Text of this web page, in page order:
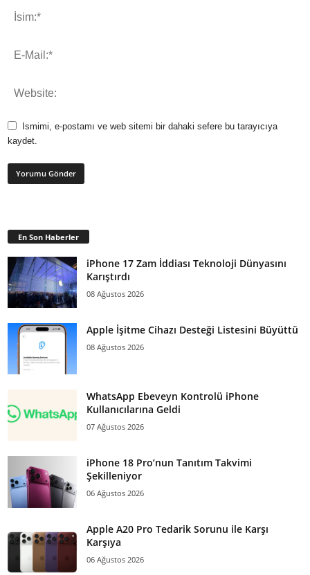
Ismimi, e-postamı ve web sitemi bir dahaki sefere bu tarayıcıya
kaydet.
En Son Haberler
iPhone 17 Zam İddiası Teknoloji Dünyasını
Karıştırdı
08 Ağustos 2026
Apple İşitme Cihazı Desteği Listesini Büyüttü
08 Ağustos 2026
WhatsApp Ebeveyn Kontrolü iPhone
Kullanıcılarına Geldi
07 Ağustos 2026
iPhone 18 Pro’nun Tanıtım Takvimi
Şekilleniyor
06 Ağustos 2026
Apple A20 Pro Tedarik Sorunu ile Karşı
Karşıya
06 Ağustos 2026